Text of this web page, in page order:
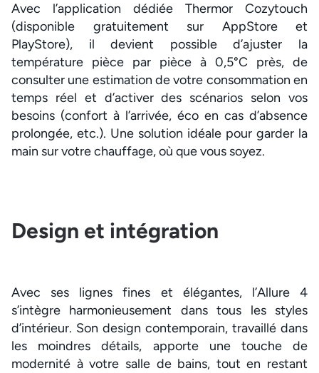
Avec l’application dédiée Thermor Cozytouch
(disponible gratuitement sur AppStore et
PlayStore), il devient possible d’ajuster la
température pièce par pièce à 0,5°C près, de
consulter une estimation de votre consommation en
temps réel et d’activer des scénarios selon vos
besoins (confort à l’arrivée, éco en cas d’absence
prolongée, etc.). Une solution idéale pour garder la
main sur votre chauffage, où que vous soyez.
Design et intégration
Avec ses lignes fines et élégantes, l’Allure 4
s’intègre harmonieusement dans tous les styles
d’intérieur. Son design contemporain, travaillé dans
les moindres détails, apporte une touche de
modernité à votre salle de bains, tout en restant